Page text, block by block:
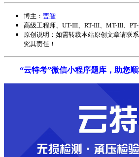
博主： 曹智
高级工程师、UT-III、RT-III、MT-III、
原创说明：如需转载本站原创文章请联
究其责任！
“云特考”微信小程序题库，助您